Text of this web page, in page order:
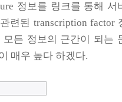
정보를 링크를 통해 서
련된 transcription factor
모든 정보의 근간이 되는
매우 높다 하겠다.